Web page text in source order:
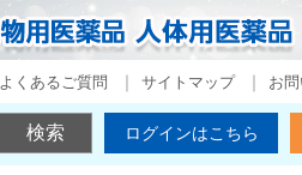
よくあるご質問 サイトマップ お
ログインはこちら